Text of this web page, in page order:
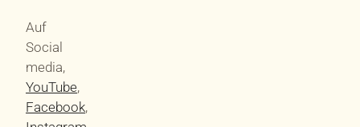
Auf
Social
media,
YouTube,
Facebook,